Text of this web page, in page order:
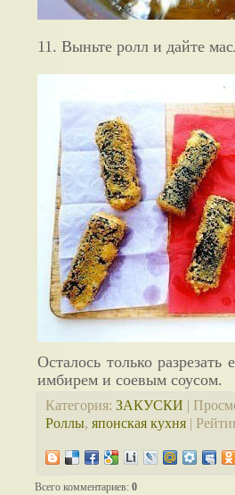
11. Выньте ролл и дайте
Осталось только
имбирем и соевым соусом.
Категория: ЗАКУСКИ |
Роллы, японская кухня |
Всего комментариев: 0